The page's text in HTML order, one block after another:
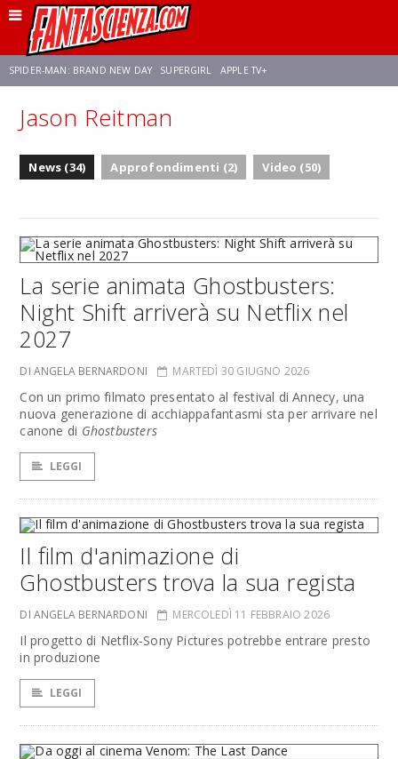
SPIDER-MAN: BRAND NEW DAY SUPERGIRL APPLE TV+
FRANCO RICCIARDIELLO ZENDAYA
Jason Reitman
News (34) Approfondimenti (2) Video (50)
La serie animata Ghostbusters:
Night Shift arriverà su Netflix nel
2027
DI ANGELA BERNARDONI MARTEDÌ 30 GIUGNO 2026
Con un primo filmato presentato al festival di Annecy, una
nuova generazione di acchiappafantasmi sta per arrivare nel
canone di Ghostbusters
LEGGI
Il film d'animazione di
Ghostbusters trova la sua regista
DI ANGELA BERNARDONI MERCOLEDÌ 11 FEBBRAIO 2026
Il progetto di Netflix-Sony Pictures potrebbe entrare presto
in produzione
LEGGI